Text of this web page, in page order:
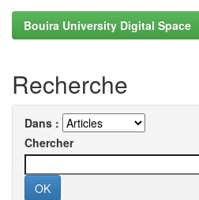
Bouira University Digital Space
Recherche
Dans :
Chercher